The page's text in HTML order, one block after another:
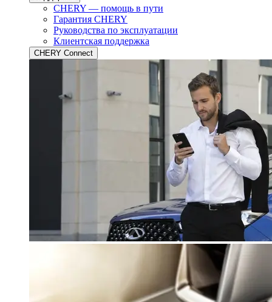
CHERY — помощь в пути
Гарантия CHERY
Руководства по эксплуатации
Клиентская поддержка
CHERY Connect